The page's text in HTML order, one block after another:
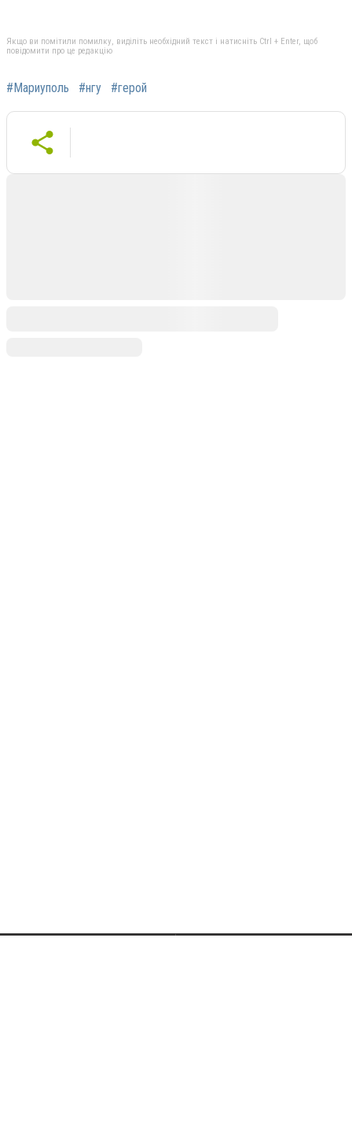
Якщо ви помітили помилку, виділіть необхідний текст і натисніть Ctrl + Enter, щоб
повідомити про це редакцію
#Мариуполь #нгу #герой